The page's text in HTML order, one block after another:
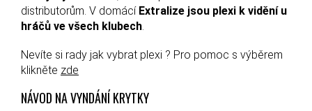
distributorům. V domácíExtralize jsou plexi k vidění u
hráčů ve všech klubech.
Nevíte si rady jak vybrat plexi ? Pro pomoc s výběrem
klikněte zde
NÁVOD NA VYNDÁNÍ KRYTKY